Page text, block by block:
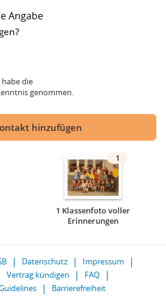
Angabe
die
genommen.
hinzufügen
1
1 Klassenfoto voller
Erinnerungen
Datenschutz
Impressum
Vertrag kündigen
FAQ
Barrierefreiheit